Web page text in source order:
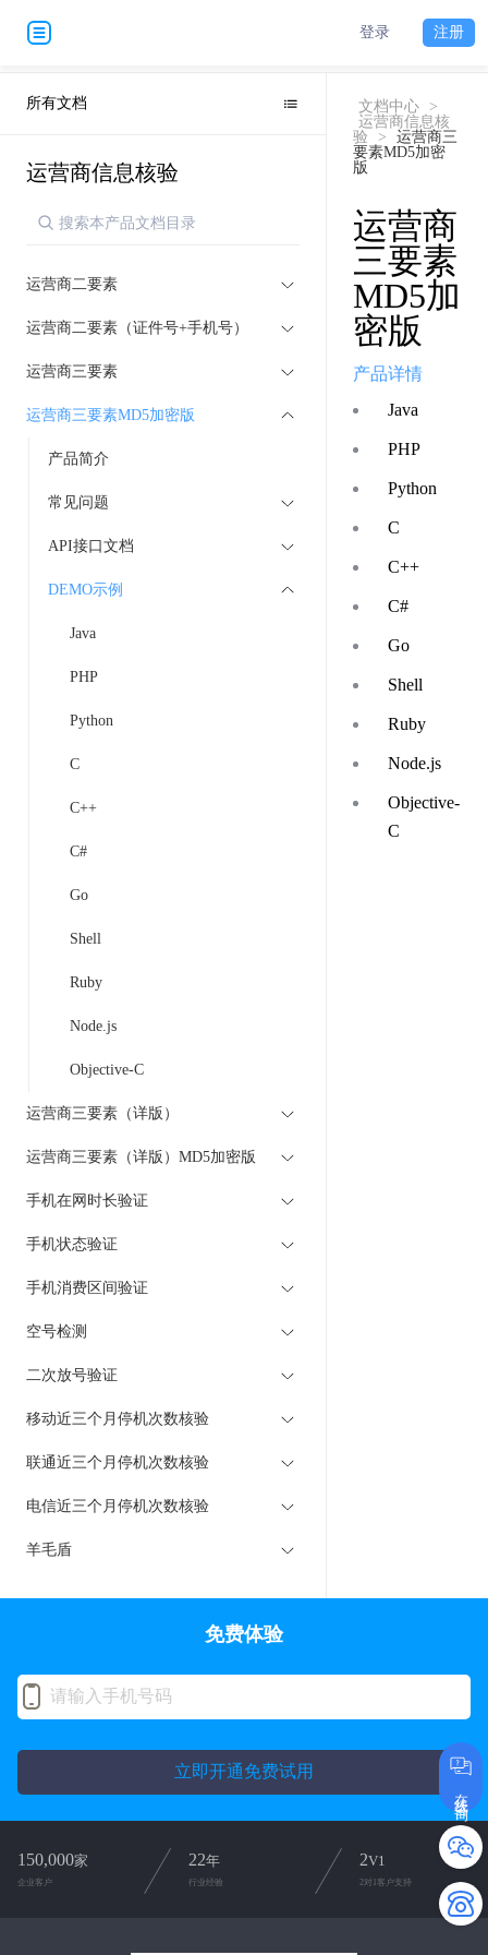
登录 注册
所有文档
运营商信息核验
运营商二要素
运营商二要素（证件号+手机号）
运营商三要素
运营商三要素MD5加密版
产品简介
常见问题
API接口文档
DEMO示例
Java
PHP
Python
C
C++
C#
Go
Shell
Ruby
Node.js
Objective-C
运营商三要素（详版）
运营商三要素（详版）MD5加密版
手机在网时长验证
手机状态验证
手机消费区间验证
空号检测
二次放号验证
移动近三个月停机次数核验
联通近三个月停机次数核验
电信近三个月停机次数核验
羊毛盾
文档中心
>
运营商信息核
验
>
运营商三
要素MD5加密
版
运营商
三要素
MD5加
密版
产品详情
Java
PHP
Python
C
C++
C#
Go
Shell
Ruby
Node.js
Objective-
C
在线咨询
免费体验
立即开通免费试用
150,000家
企业客户
22年
行业经验
2V1
2对1客户支持